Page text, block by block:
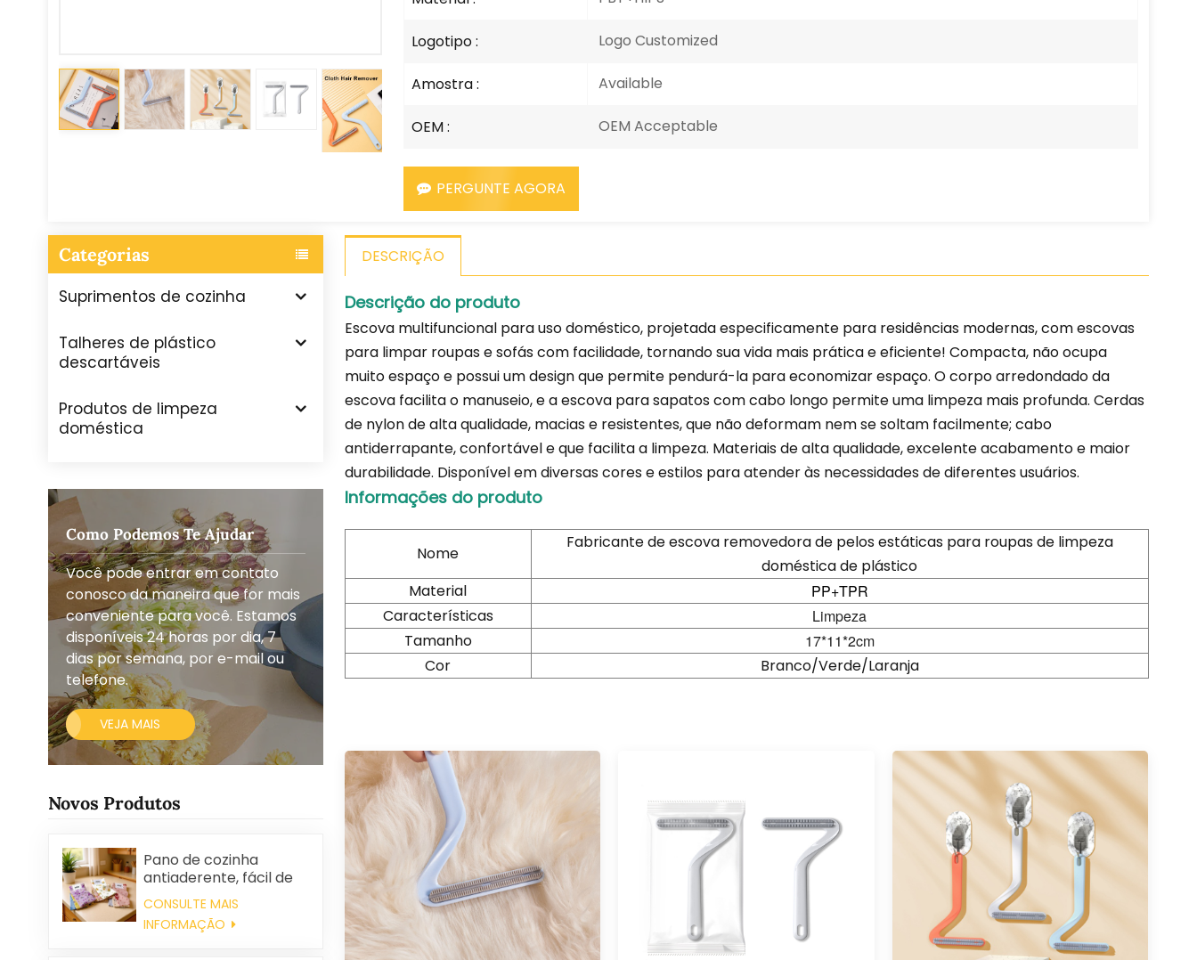
Logotipo : Logo Customized
Amostra : Available
OEM : OEM Acceptable
PERGUNTE AGORA
Categorias
Suprimentos de cozinha
Talheres de plástico
descartáveis
Produtos de limpeza
doméstica
Como Podemos Te Ajudar
Você pode entrar em contato
conosco da maneira que for mais
conveniente para você. Estamos
disponíveis 24 horas por dia, 7
dias por semana, por e-mail ou
telefone.
VEJA MAIS
Novos Produtos
Pano de cozinha
antiaderente, fácil de
limpar, grosso,
estampado, quadrado,
em tecido de coral
CONSULTE MAIS
INFORMAÇÃO
DESCRIÇÃO
Descrição do produto
Escova multifuncional para uso doméstico, projetada especificamente para residências modernas, com escovas
para limpar roupas e sofás com facilidade, tornando sua vida mais prática e eficiente! Compacta, não ocupa
muito espaço e possui um design que permite pendurá-la para economizar espaço. O corpo arredondado da
escova facilita o manuseio, e a escova para sapatos com cabo longo permite uma limpeza mais profunda. Cerdas
de nylon de alta qualidade, macias e resistentes, que não deformam nem se soltam facilmente; cabo
antiderrapante, confortável e que facilita a limpeza. Materiais de alta qualidade, excelente acabamento e maior
durabilidade. Disponível em diversas cores e estilos para atender às necessidades de diferentes usuários.
Informações do produto
Nome
Fabricante de escova removedora de pelos estáticas para roupas de limpeza
doméstica de plástico
Material
PP+TPR
Características
Limpeza
Tamanho
17*11*2cm
Cor
Branco/Verde/Laranja